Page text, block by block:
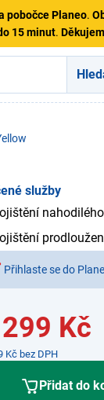
pobočce Planeo.
15 minut.
služby
Přihlaste se do
Kč
Kč bez DPH
Přidat do